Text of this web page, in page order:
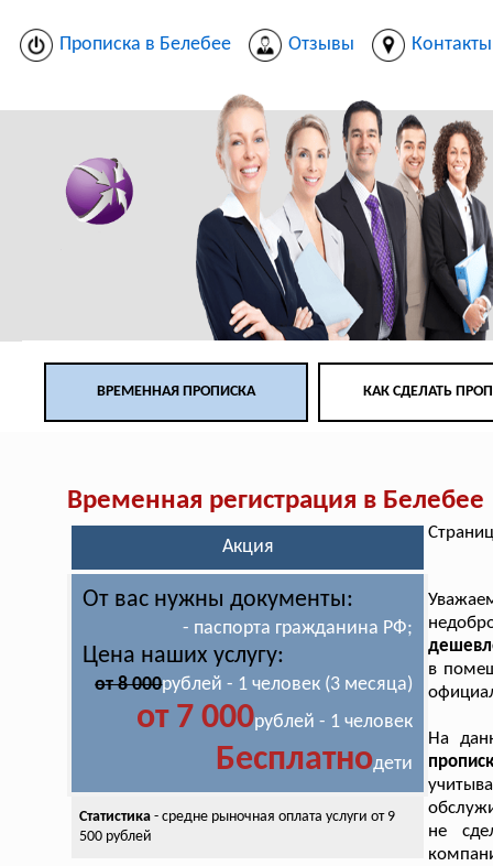
Прописка в Белебее Отзывы Контакты
ВРЕМЕННАЯ ПРОПИСКА КАК СДЕЛАТЬ
Временная регистрация в Белебее
Акция
От вас нужны документы:
- паспорта гражданина РФ;
Цена наших услугу:
от 8 000рублей - 1 человек (3 месяца)
от 7 000рублей - 1 человек
Бесплатнодети
Статистика- средне рыночная оплата услуги от 9
500 рублей
в
На
не